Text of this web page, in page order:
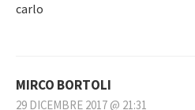
carlo
MIRCO BORTOLI
29 DICEMBRE 2017 @ 21:31